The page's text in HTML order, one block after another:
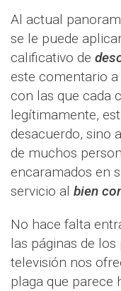
Al actual
se le puede
calificativo de
este comentario
con las que cada
legítimamente,
desacuerdo, sino
de muchos
encaramados en
servicio al bien
No hace falta
las páginas de
televisión nos
plaga que parece